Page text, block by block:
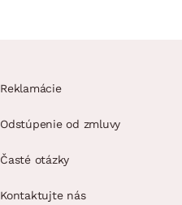
Reklamácie
Odstúpenie od zmluvy
Časté otázky
Kontaktujte nás